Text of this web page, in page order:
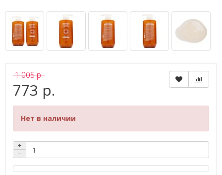
1 005 р.
773 р.
Нет в наличии
+
−